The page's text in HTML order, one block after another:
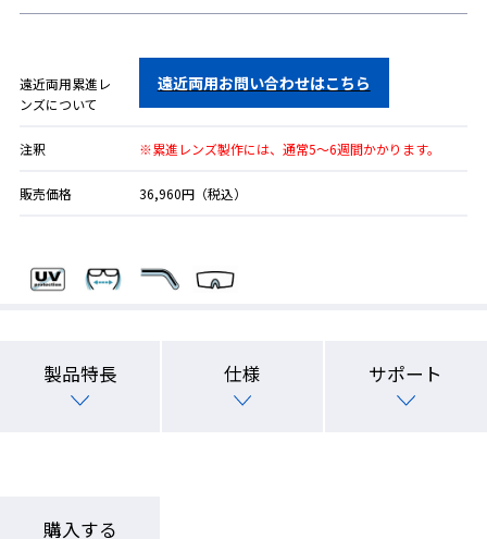
遠近両用累進レ
ンズについて
遠近両用お問い合わせはこちら
注釈 ※累進レンズ製作には、通常5～6週間かかります。
販売価格 36,960円（税込）
製品特長 仕様 サポート
購入する